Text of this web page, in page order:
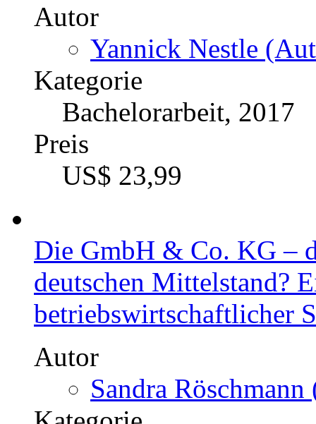
Autor
Yannick Nestle
Kategorie
Bachelorarbeit, 2017
Preis
US$ 23,99
Die GmbH & Co. KG –
deutschen Mittelstand?
betriebswirtschaftlicher
Autor
Sandra